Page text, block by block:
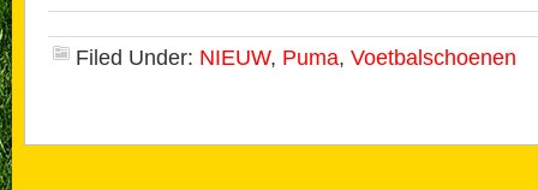
Filed Under: NIEUW, Puma, Voetbalschoenen